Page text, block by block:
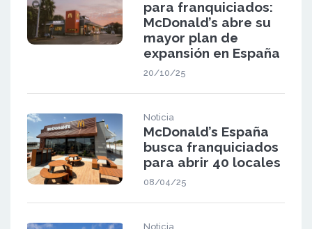
para franquiciados:
McDonald’s abre su
mayor plan de
expansión en España
20/10/25
Noticia
McDonald’s España
busca franquiciados
para abrir 40 locales
08/04/25
Noticia